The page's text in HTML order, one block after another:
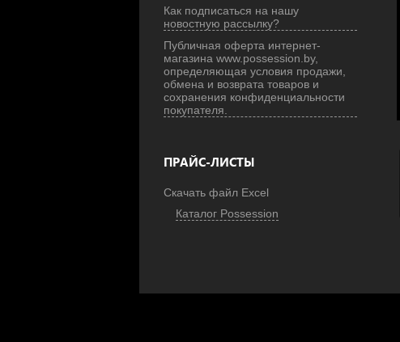
Как подписаться на нашу
новостную рассылку?
Публичная оферта интернет-
магазина www.possession.by,
определяющая условия продажи,
обмена и возврата товаров и
сохранения конфиденциальности
покупателя.
ПРАЙС-ЛИСТЫ
Скачать файл Excel
Каталог Possession